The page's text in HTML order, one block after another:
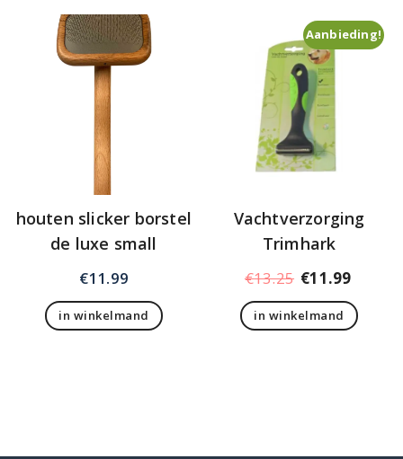
houten slicker borstel
de luxe small
€11.99
in winkelmand
Aanbieding!
Vachtverzorging
Trimhark
€13.25
prijs
was:
€11.99
is:
in winkelmand